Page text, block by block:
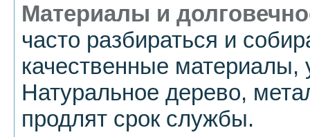
Материалы и
часто разбираться и
качественные материалы,
Натуральное дерево,
продлят срок службы.